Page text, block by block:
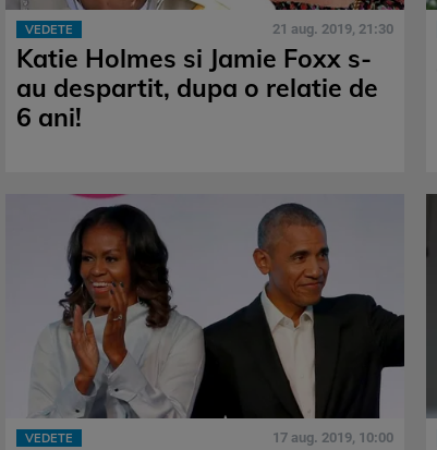
VEDETE 21 aug. 2019, 21:30
Katie Holmes si Jamie Foxx s-
au despartit, dupa o relatie de
6 ani!
VEDETE 17 aug. 2019, 10:00